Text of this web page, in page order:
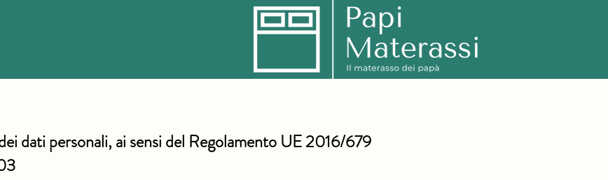
dati personali, ai sensi del Regolamento UE 2016/679